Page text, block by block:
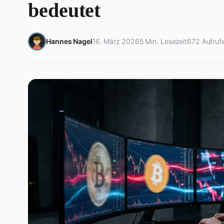
bedeutet
Hannes Nagel16. März 20265 Min. Lesezeit672